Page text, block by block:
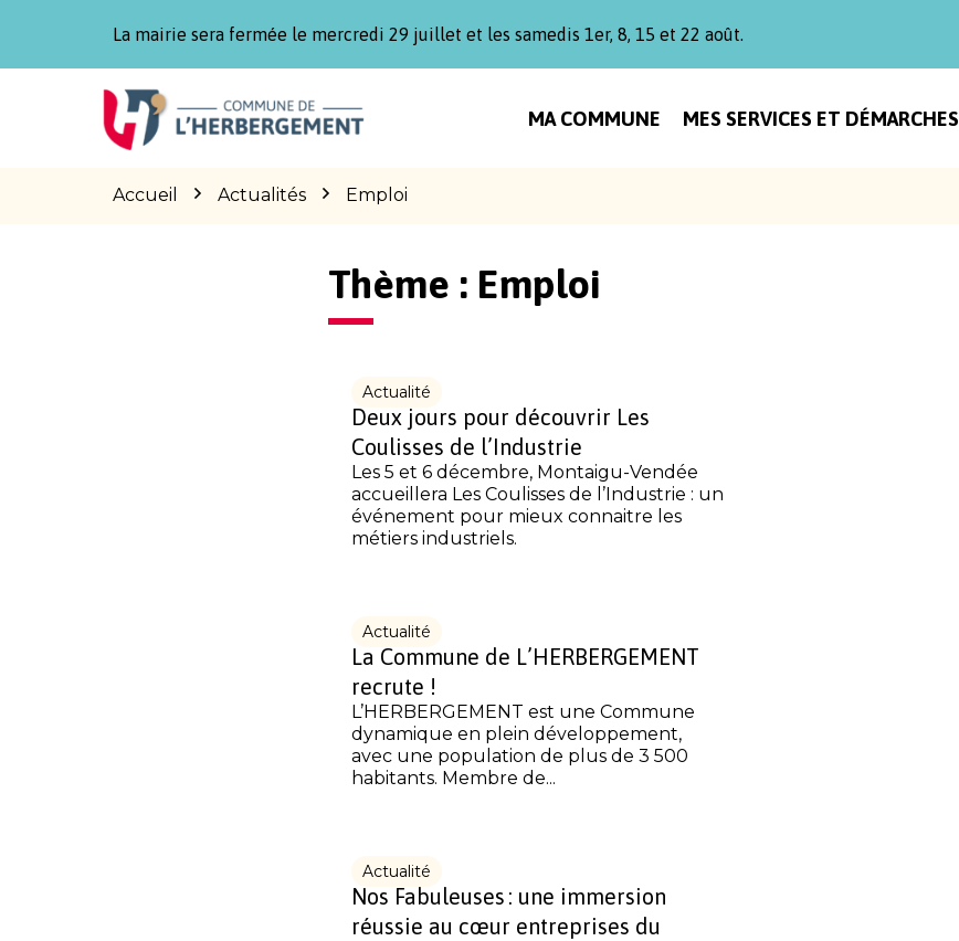
La mairie sera fermée le mercredi 29 juillet et les samedis 1er, 8, 15 et 22 août.
MA COMMUNE MES SERVICES ET DÉMARCHES
Accueil Actualités Emploi
Thème : Emploi
Actualité
Deux jours pour découvrir Les
Coulisses de l’Industrie
Les 5 et 6 décembre, Montaigu-Vendée
accueillera Les Coulisses de l’Industrie : un
événement pour mieux connaitre les
métiers industriels.
Actualité
La Commune de L’HERBERGEMENT
recrute !
L’HERBERGEMENT est une Commune
dynamique en plein développement,
avec une population de plus de 3 500
habitants. Membre de...
Actualité
Nos Fabuleuses : une immersion
réussie au cœur entreprises du